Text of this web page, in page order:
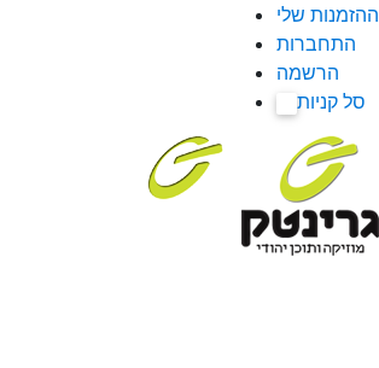
ההזמנות שלי
התחברות
הרשמה
סל קניות